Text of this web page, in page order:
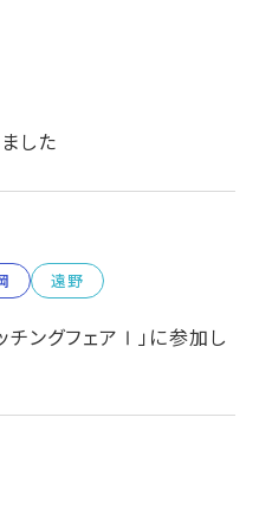
した
遠野
チングフェアⅠ」に参加し